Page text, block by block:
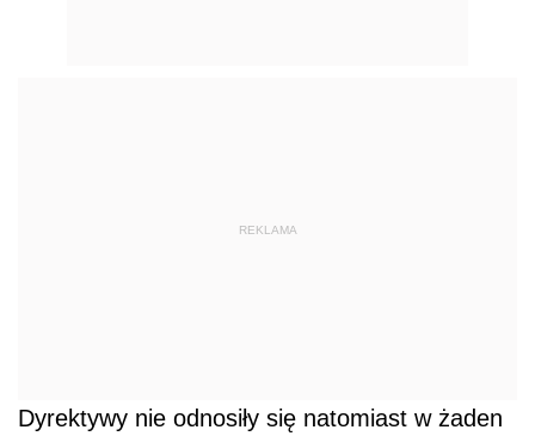
REKLAMA
Dyrektywy nie odnosiły się natomiast w żaden